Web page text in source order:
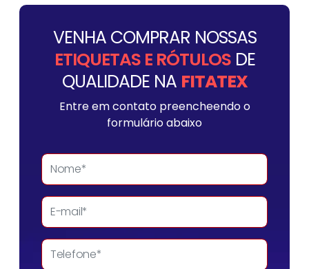
VENHA COMPRAR NOSSAS
ETIQUETAS E RÓTULOSDE
QUALIDADE NA FITATEX
Entre em contato preencheendo o
formulário abaixo